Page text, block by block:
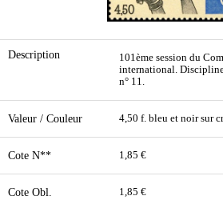
Description
101ème session du
international.
n° 11.
Valeur / Couleur 4,50 f. bleu et noir sur
Cote N** 1,85 €
Cote Obl. 1,85 €